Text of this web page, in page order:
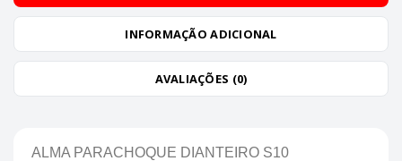
INFORMAÇÃO ADICIONAL
AVALIAÇÕES (0)
ALMA PARACHOQUE DIANTEIRO S10